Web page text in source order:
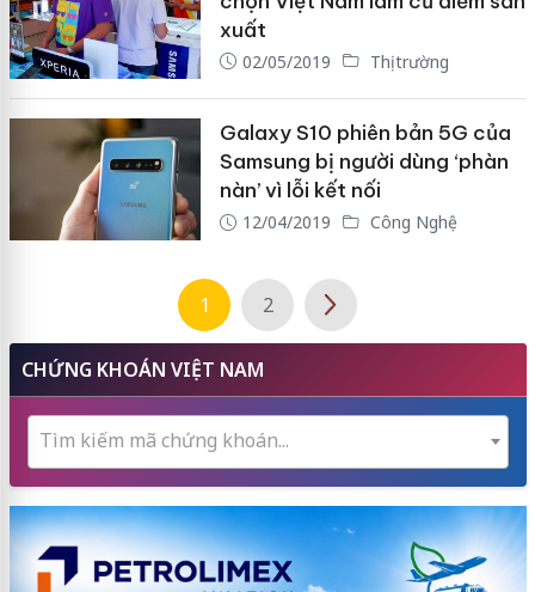
xuất
02/05/2019 Thị trường
Galaxy S10 phiên bản 5G của
Samsung bị người dùng ‘phàn
nàn’ vì lỗi kết nối
12/04/2019 Công Nghệ
1 2
CHỨNG KHOÁN VIỆT NAM
Tìm kiếm mã chứng khoán...